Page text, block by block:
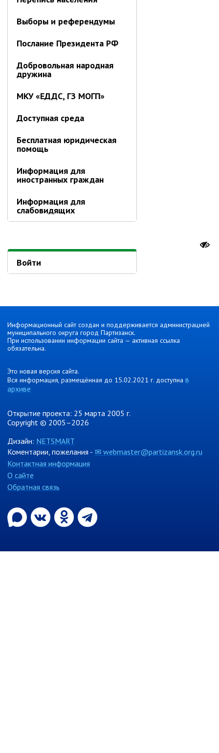
Выборы и референдумы
Послание Президента РФ
Добровольная народная
дружина
МКУ «ЕДДС, ГЗ МОГП»
Доступная среда
Бесплатная юридическая
помощь
Информация для
иностранных граждан
Информация для
слабовидящих
Войти
Информационный сайт создан и поддерживается администрацией
муниципального округа город Партизанск.
При использовании информации сайта — активная ссылка
обязательна.
Это новая версия сайта.
Вся информация, размещённая до 15.02.2021 г. доступна в
архиве
Открытие проекта: 25 марта 2005 г.
Copyright © 2005–2026
Дизайн: NETSMART
Коментарии, пожелания - ✉ webmaster@partizansk.org.ru
Контактная информация
О сайте
Обратная связь